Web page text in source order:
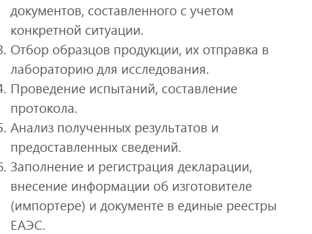
документов, составленного с учетом
конкретной ситуации.
Отбор образцов продукции, их отправка в
лабораторию для исследования.
Проведение испытаний, составление
протокола.
Анализ полученных результатов и
предоставленных сведений.
Заполнение и регистрация декларации,
внесение информации об изготовителе
(импортере) и документе в единые реестры
ЕАЭС.